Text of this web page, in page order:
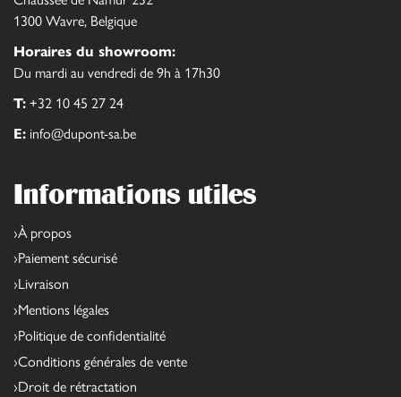
1300 Wavre, Belgique
Horaires du showroom:
Du mardi au vendredi de 9h à 17h30
T: +32 10 45 27 24
E: info@dupont-sa.be
Informations utiles
À propos
Paiement sécurisé
Livraison
Mentions légales
Politique de confidentialité
Conditions générales de vente
Droit de rétractation